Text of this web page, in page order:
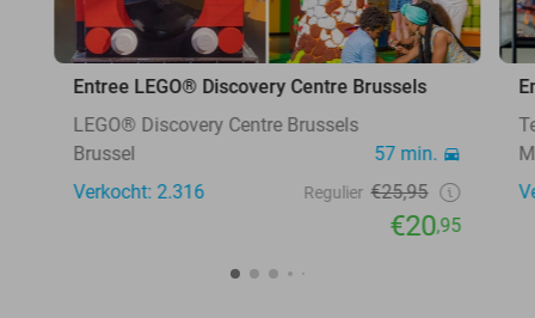
Entree LEGO® Discovery Centre Brussels
LEGO® Discovery Centre Brussels
Brussel
57 min.
Verkocht: 2.316
Regulier €25,95
€20,95